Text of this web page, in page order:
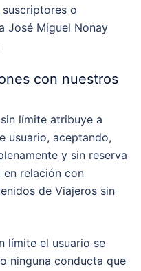
o
José Miguel Nonay
con nuestros
límite atribuye a
usuario, aceptando,
y sin reserva
en relación con
de Viajeros sin
límite el usuario se
ninguna conducta que